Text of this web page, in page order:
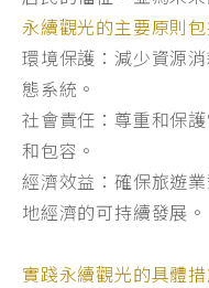
永續觀光的主要原則
環境保護：減少資源
態系統。
社會責任：尊重和保
和包容。
經濟效益：確保旅遊
地經濟的可持續發展。
實踐永續觀光的具體措